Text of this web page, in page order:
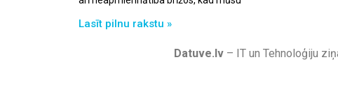
Lasīt pilnu rakstu »
Datuve.lv – IT un Tehnoloģiju